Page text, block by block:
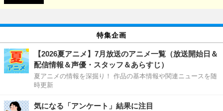
特集企画
【2026夏アニメ】7月放送のアニメ一覧（放送開始日＆
配信情報＆声優・スタッフ＆あらすじ）
夏アニメの情報を深掘り！ 作品の基本情報や関連ニュースを随
時更新
気になる「アンケート」結果に注目